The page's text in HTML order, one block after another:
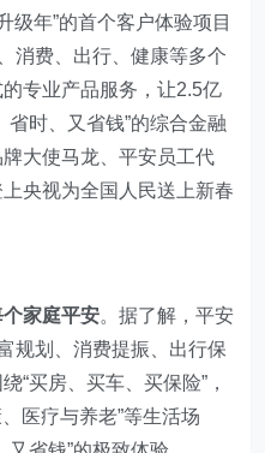
级年”的首个客户体验项目
消费、出行、健康等多个
专业产品服务，让2.5亿
省时、又省钱”的综合金融
大使马龙、平安员工代
央视为全国人民送上新春
家庭平安。据了解，平安
规划、消费提振、出行保
“买房、买车、买保险”，
医疗与养老”等生活场